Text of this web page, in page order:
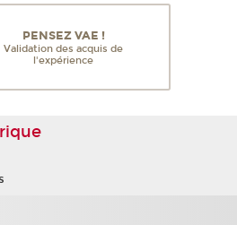
PENSEZ VAE !
Validation des acquis de
l'expérience